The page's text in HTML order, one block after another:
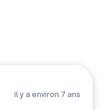
il y a environ 7 ans